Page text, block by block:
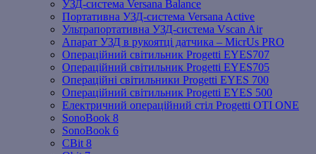
УЗД-система Versana Balance
Портативна УЗД-система Versana Active
Ультрапортативна УЗД-система Vscan Air
Апарат УЗД в рукоятці датчика – MicrUs PRO
Операційний світильник Progetti EYES707
Операційний світильник Progetti EYES705
Операційні світильники Progetti EYES 700
Операційний світильник Progetti EYES 500
Електричний операційний стіл Progetti OTI ONE
SonoBook 8
SonoBook 6
СBit 8